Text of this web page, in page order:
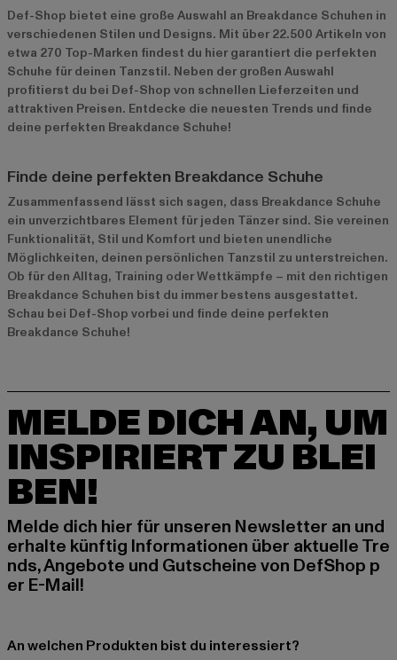
Def-Shop bietet eine große Auswahl an Breakdance Schuhen in
verschiedenen Stilen und Designs. Mit über 22.500 Artikeln von
etwa 270 Top-Marken findest du hier garantiert die perfekten
Schuhe für deinen Tanzstil. Neben der großen Auswahl
profitierst du bei Def-Shop von schnellen Lieferzeiten und
attraktiven Preisen. Entdecke die neuesten Trends und finde
deine perfekten Breakdance Schuhe!
Finde deine perfekten Breakdance Schuhe
Zusammenfassend lässt sich sagen, dass Breakdance Schuhe
ein unverzichtbares Element für jeden Tänzer sind. Sie vereinen
Funktionalität, Stil und Komfort und bieten unendliche
Möglichkeiten, deinen persönlichen Tanzstil zu unterstreichen.
Ob für den Alltag, Training oder Wettkämpfe – mit den richtigen
Breakdance Schuhen bist du immer bestens ausgestattet.
Schau bei Def-Shop vorbei und finde deine perfekten
Breakdance Schuhe!
MELDE DICH AN, UM
INSPIRIERT ZU BLEI
BEN!
Melde dich hier für unseren Newsletter an und
erhalte künftig Informationen über aktuelle Tre
nds, Angebote und Gutscheine von DefShop p
er E-Mail!
An welchen Produkten bist du interessiert?